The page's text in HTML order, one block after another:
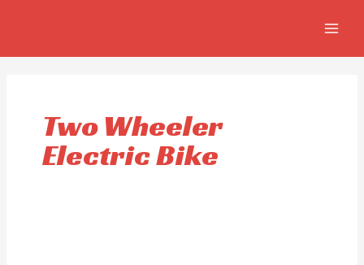
Two Wheeler
Electric Bike